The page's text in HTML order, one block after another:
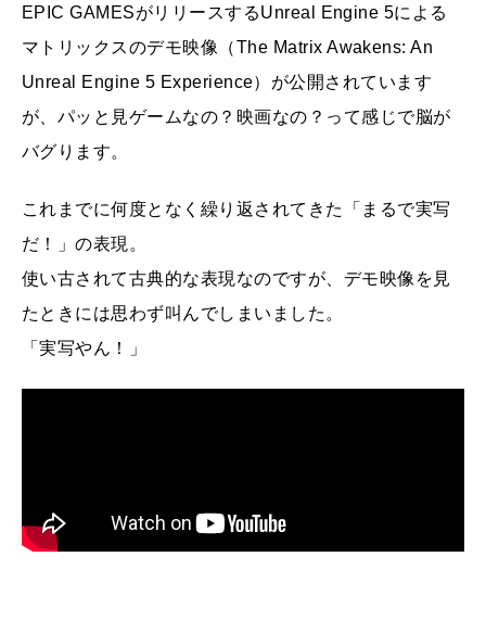
EPIC GAMESがリリースするUnreal Engine 5による
マトリックスのデモ映像（The Matrix Awakens: An
Unreal Engine 5 Experience）が公開されています
が、パッと見ゲームなの？映画なの？って感じで脳が
バグります。
これまでに何度となく繰り返されてきた「まるで実写
だ！」の表現。
使い古されて古典的な表現なのですが、デモ映像を見
たときには思わず叫んでしまいました。
「実写やん！」